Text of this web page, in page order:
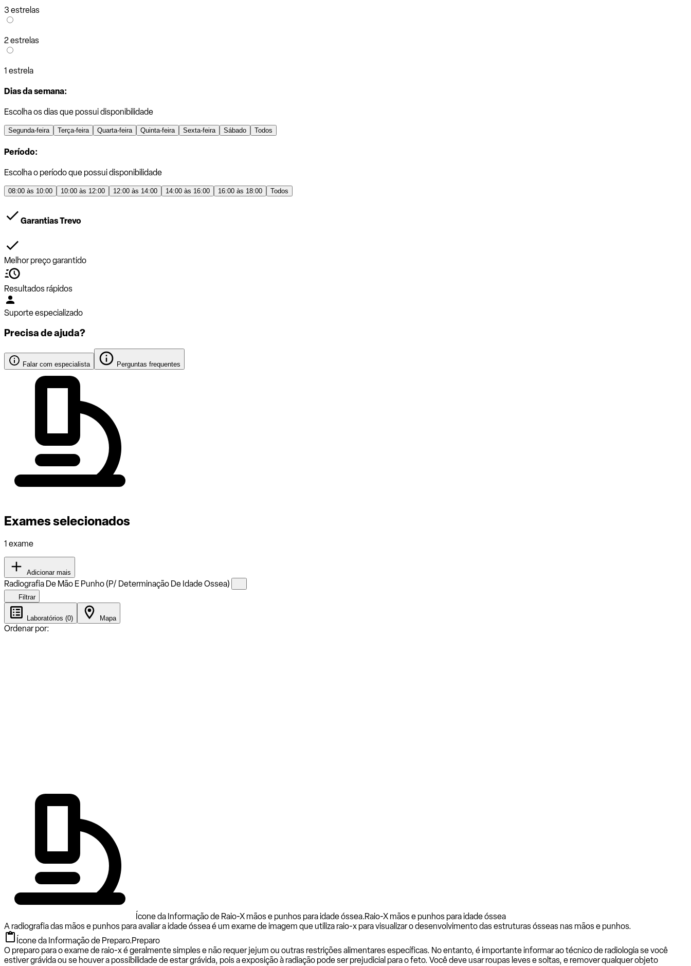
3 estrelas
2 estrelas
1 estrela
Dias da semana:
Escolha os dias que possui disponibilidade
Segunda-feira Terça-feira Quarta-feira Quinta-feira Sexta-feira Sábado Todos
Período:
Escolha o período que possui disponibilidade
08:00 às 10:00 10:00 às 12:00 12:00 às 14:00 14:00 às 16:00 16:00 às 18:00 Todos
Garantias Trevo
Melhor preço garantido
Resultados rápidos
Suporte especializado
Precisa de ajuda?
Falar com especialista Perguntas frequentes
Exames selecionados
1 exame
Adicionar mais
Radiografia De Mão E Punho (P/ Determinação De Idade Ossea)
Filtrar
Laboratórios (0) Mapa
Ordenar por:
Ícone da Informação de Raio-X mãos e punhos para idade óssea.Raio-X mãos e punhos para idade óssea
A radiografia das mãos e punhos para avaliar a idade óssea é um exame de imagem que utiliza raio-x para visualizar o desenvolvimento das estruturas ósseas nas mãos e punhos.
Ícone da Informação de Preparo.Preparo
O preparo para o exame de raio-x é geralmente simples e não requer jejum ou outras restrições alimentares específicas. No entanto, é importante informar ao técnico de radiologia se você
estiver grávida ou se houver a possibilidade de estar grávida, pois a exposição à radiação pode ser prejudicial para o feto. Você deve usar roupas leves e soltas, e remover qualquer objeto